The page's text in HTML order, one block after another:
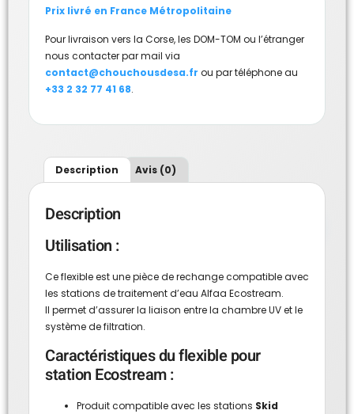
Prix livré en France Métropolitaine
Pour livraison vers la Corse, les DOM-TOM ou l’étranger
nous contacter par mail via
contact@chouchousdesa.fr ou par téléphone au
+33 2 32 77 41 68.
Description Avis (0)
Description
Utilisation :
Ce flexible est une pièce de rechange compatible avec
les stations de traitement d’eau Alfaa Ecostream.
Il permet d’assurer la liaison entre la chambre UV et le
système de filtration.
Caractéristiques du flexible pour
station Ecostream:
Produit compatible avec les stations Skid